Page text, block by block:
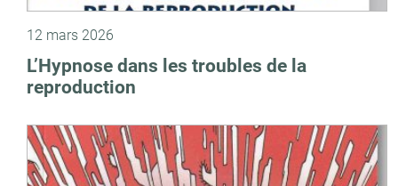
12 mars 2026
L’Hypnose dans les troubles de la
reproduction